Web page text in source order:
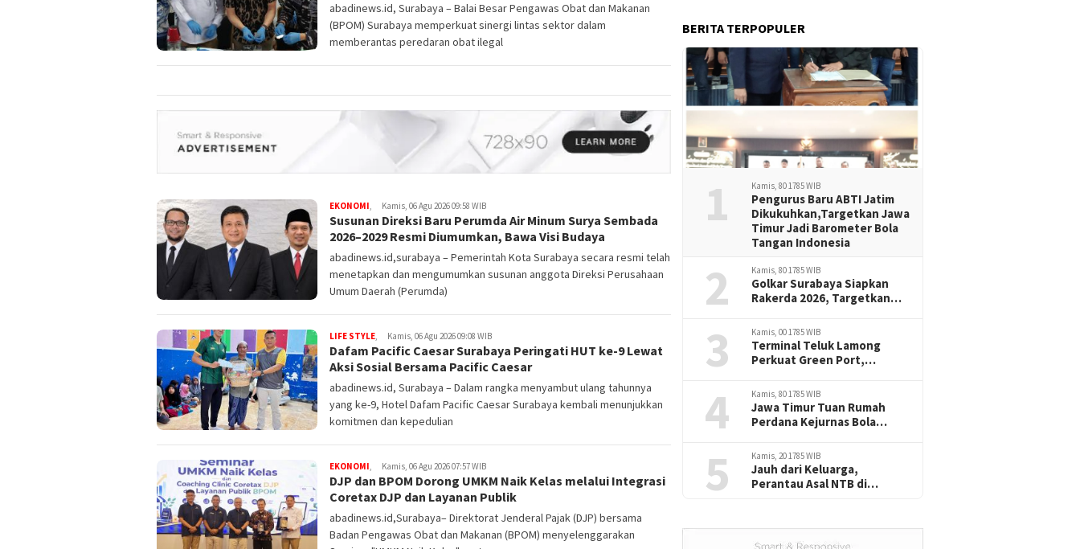
abadinews.id, Surabaya – Balai Besar Pengawas Obat dan Makanan
(BPOM) Surabaya memperkuat sinergi lintas sektor dalam
memberantas peredaran obat ilegal
EKONOMI, Kamis, 06 Agu 2026 09:58 WIB
Susunan Direksi Baru Perumda Air Minum Surya Sembada
2026–2029 Resmi Diumumkan, Bawa Visi Budaya
abadinews.id,surabaya – Pemerintah Kota Surabaya secara resmi telah
menetapkan dan mengumumkan susunan anggota Direksi Perusahaan
Umum Daerah (Perumda)
LIFE STYLE, Kamis, 06 Agu 2026 09:08 WIB
Dafam Pacific Caesar Surabaya Peringati HUT ke-9 Lewat
Aksi Sosial Bersama Pacific Caesar
abadinews.id, Surabaya – Dalam rangka menyambut ulang tahunnya
yang ke-9, Hotel Dafam Pacific Caesar Surabaya kembali menunjukkan
komitmen dan kepedulian
EKONOMI, Kamis, 06 Agu 2026 07:57 WIB
DJP dan BPOM Dorong UMKM Naik Kelas melalui Integrasi
Coretax DJP dan Layanan Publik
abadinews.id,Surabaya– Direktorat Jenderal Pajak (DJP) bersama
Badan Pengawas Obat dan Makanan (BPOM) menyelenggarakan
BERITA TERPOPULER
1 Kamis, 80 1785 WIB
Pengurus Baru ABTI Jatim
Dikukuhkan,Targetkan Jawa
Timur Jadi Barometer Bola
Tangan Indonesia
2 Kamis, 80 1785 WIB
Golkar Surabaya Siapkan
Rakerda 2026, Targetkan
Program Kerja
3 Kamis, 00 1785 WIB
Terminal Teluk Lamong
Perkuat Green Port,
Riset Ekologis
4 Kamis, 80 1785 WIB
Jawa Timur Tuan Rumah
Perdana Kejurnas Bola
Prestasi Handball Indonesia
5 Kamis, 20 1785 WIB
Jauh dari Keluarga,
Perantau Asal NTB di